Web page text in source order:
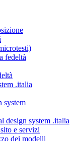
fedeltà
.italia
system
design system .italia
e servizi
dei modelli